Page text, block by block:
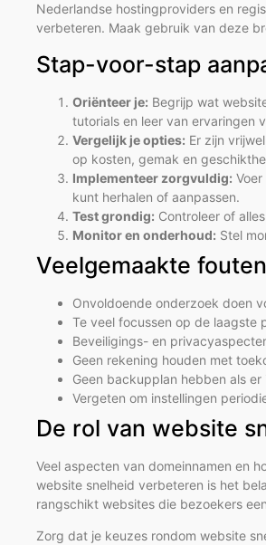
Nederlandse hostingproviders en
verbeteren. Maak gebruik van deze
Stap-voor-stap
Oriënteer je: Begrijp wat
tutorials en leer van ervaringen
Vergelijk je opties: Er zijn
op kosten, gemak en
Implementeer zorgvuldig:
kunt herhalen of aanpassen.
Test grondig: Controleer of
Monitor en onderhoud: Stel
Veelgemaakte
Onvoldoende onderzoek doen
Te veel focussen op de laagste
Beveiligings- en
Geen rekening houden met
Geen backupplan hebben als er
Vergeten om instellingen
De rol van website
Veel aspecten van domeinnamen en
website snelheid verbeteren is het
rangschikt websites die bezoekers
Zorg dat je keuzes rondom website